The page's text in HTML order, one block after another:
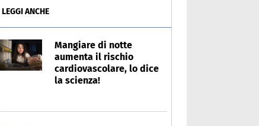
LEGGI ANCHE
Mangiare di notte
aumenta il rischio
cardiovascolare, lo dice
la scienza!